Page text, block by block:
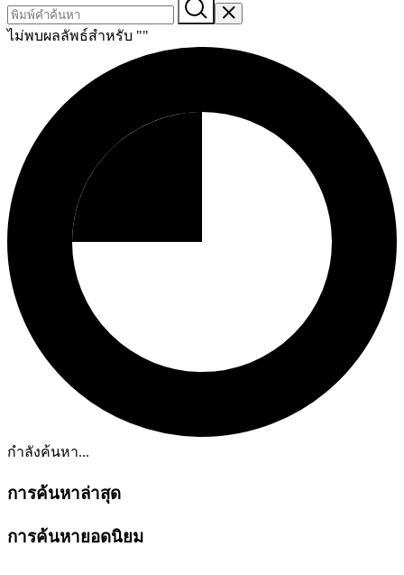
ไม่พบผลลัพธ์สำหรับ ""
กำลังค้นหา...
การค้นหาล่าสุด
การค้นหายอดนิยม